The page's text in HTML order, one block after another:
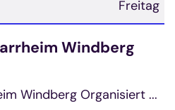
Freitag
Windberg
Windberg Organisiert ...